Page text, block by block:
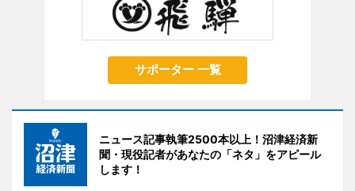
サポーター 一覧
ニュース記事執筆2500本以上！沼津経済新
聞・現役記者があなたの「ネタ」をアピール
します！